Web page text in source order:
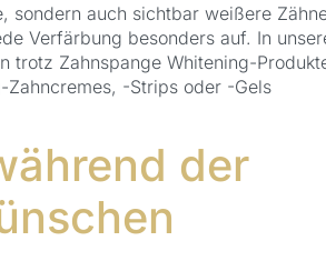
sondern auch sichtbar weißere
Verfärbung besonders auf. In
Zahnspange Whitening-
-Strips oder -Gels
der